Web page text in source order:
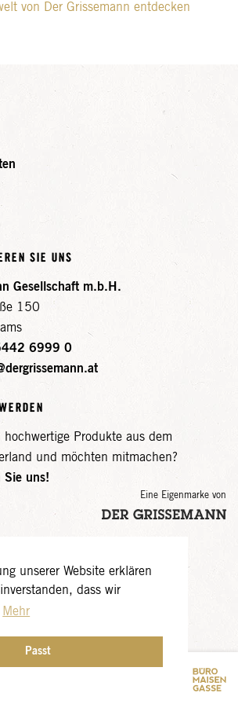
unserer Website erklären
dass wir
Mehr
Passt
von Der Grissemann entdecken
SIE UNS
Gesellschaft m.b.H.
150
6999 0
hochwertige Produkte aus dem
und möchten mitmachen?
Sie uns!
Eine Eigenmarke von